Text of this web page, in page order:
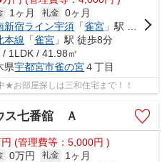
1ヶ月 礼金 0ヶ月
新宿ライン宇須 「雀宮 」駅 徒歩8分
本線 「雀宮 」駅 徒歩8分
/ 1LDK / 41.98㎡
県宇都宮市雀の宮４丁目
お部屋探しは三和住宅まで！！
ス七番舘 Ａ
円 (管理費等：5,000円 )
0万円 礼金
1ヶ月